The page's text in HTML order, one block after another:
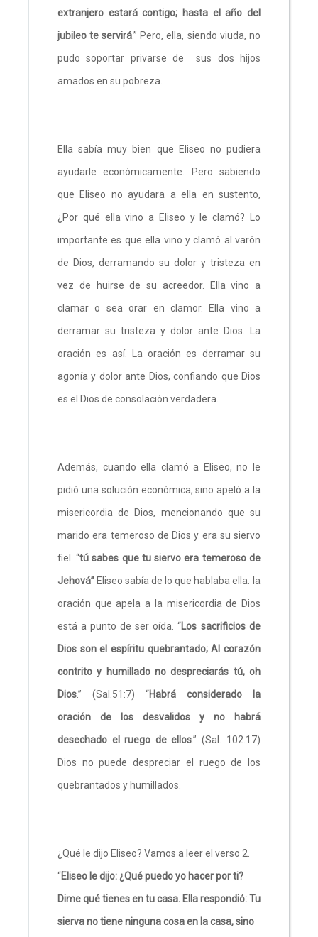
extranjero estará contigo; hasta el año del
jubileo te servirá.” Pero, ella, siendo viuda, no
pudo soportar privarse de sus dos hijos
amados en su pobreza.
Ella sabía muy bien que Eliseo no pudiera
ayudarle económicamente. Pero sabiendo
que Eliseo no ayudara a ella en sustento,
¿Por qué ella vino a Eliseo y le clamó? Lo
importante es que ella vino y clamó al varón
de Dios, derramando su dolor y tristeza en
vez de huirse de su acreedor. Ella vino a
clamar o sea orar en clamor. Ella vino a
derramar su tristeza y dolor ante Dios. La
oración es así. La oración es derramar su
agonía y dolor ante Dios, confiando que Dios
es el Dios de consolación verdadera.
Además, cuando ella clamó a Eliseo, no le
pidió una solución económica, sino apeló a la
misericordia de Dios, mencionando que su
marido era temeroso de Dios y era su siervo
fiel. “tú sabes que tu siervo era temeroso de
Jehová”Eliseo sabía de lo que hablaba ella. la
oración que apela a la misericordia de Dios
está a punto de ser oída. “Los sacrificios de
Dios son el espíritu quebrantado; Al corazón
contrito y humillado no despreciarás tú, oh
Dios.” (Sal.51:7) “Habrá considerado la
oración de los desvalidos y no habrá
desechado el ruego de ellos.” (Sal. 102.17)
Dios no puede despreciar el ruego de los
quebrantados y humillados.
¿Qué le dijo Eliseo? Vamos a leer el verso 2.
“Eliseo le dijo: ¿Qué puedo yo hacer por ti?
Dime qué tienes en tu casa. Ella respondió: Tu
sierva no tiene ninguna cosa en la casa, sino